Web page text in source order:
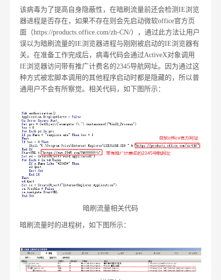
该病毒为了提高自身隐蔽性，在暗刷流量前还会检测IE浏览
器进程是否存在，如果不存在则会先启动微软office官方页
面（https://products.office.com/zh-CN/），通过此方法让用户
误以为暗刷流量的IE浏览器进程与刚刚被启动的IE浏览器有
关。在准备工作完成后，病毒代码会通过ActiveX对象调用
IE浏览器访问带有推广计费名的2345导航网址。因为通过这
种方式被宏脚本调用的其他程序启动时都是隐藏的，所以普
通用户不会有所察觉。相关代码，如下图所示：
暗刷流量相关代码
暗刷流量时的进程树，如下图所示：